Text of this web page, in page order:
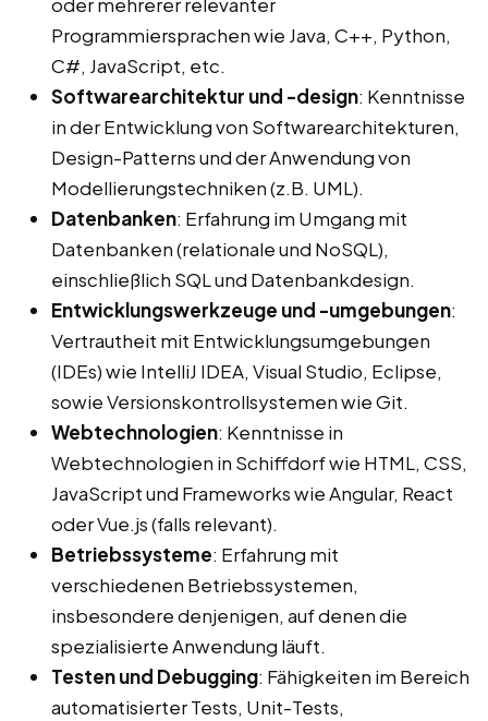
Programmiersprachen wie Java, C++, Python,
C#, JavaScript, etc.
Softwarearchitektur und -design: Kenntnisse
in der Entwicklung von Softwarearchitekturen,
Design-Patterns und der Anwendung von
Modellierungstechniken (z.B. UML).
Datenbanken: Erfahrung im Umgang mit
Datenbanken (relationale und NoSQL),
einschließlich SQL und Datenbankdesign.
Entwicklungswerkzeuge und -umgebungen:
Vertrautheit mit Entwicklungsumgebungen
(IDEs) wie IntelliJ IDEA, Visual Studio, Eclipse,
sowie Versionskontrollsystemen wie Git.
Webtechnologien: Kenntnisse in
Webtechnologien in Schiffdorf wie HTML, CSS,
JavaScript und Frameworks wie Angular, React
oder Vue.js (falls relevant).
Betriebssysteme: Erfahrung mit
verschiedenen Betriebssystemen,
insbesondere denjenigen, auf denen die
spezialisierte Anwendung läuft.
Testen und Debugging: Fähigkeiten im Bereich
automatisierter Tests, Unit-Tests,